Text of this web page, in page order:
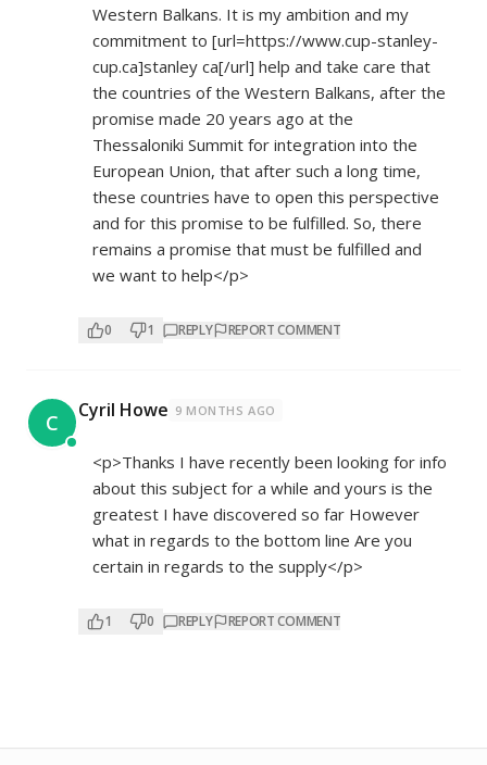
Western Balkans. It is my ambition and my
commitment to [url=https://www.cup-stanley-
cup.ca]stanley ca[/url] help and take care that
the countries of the Western Balkans, after the
promise made 20 years ago at the
Thessaloniki Summit for integration into the
European Union, that after such a long time,
these countries have to open this perspective
and for this promise to be fulfilled. So, there
remains a promise that must be fulfilled and
we want to help</p>
0 1 REPLY REPORT COMMENT
C Cyril Howe 9 MONTHS AGO
<p>Thanks I have recently been looking for info
about this subject for a while and yours is the
greatest I have discovered so far However
what in regards to the bottom line Are you
certain in regards to the supply</p>
1 0 REPLY REPORT COMMENT